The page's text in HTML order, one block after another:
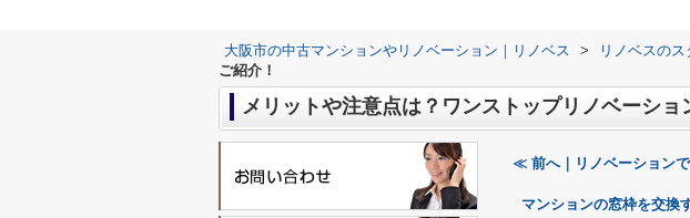
大阪市の中古マンションやリノベーション｜リノベス > リノベスの
ご紹介！
メリットや注意点は？ワンストップリノベーショ
≪ 前へ｜リノベーション
マンションの窓枠を交換